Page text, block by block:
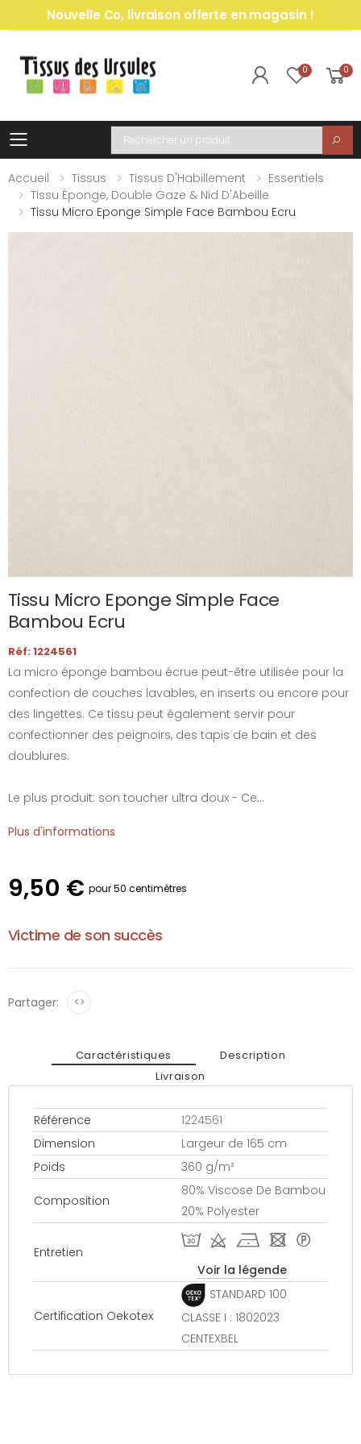
Nouvelle Co, livraison offerte en magasin !
0 0
Toggle mobile menu
Recherche
Accueil
Tissus Tissus D'Habillement
Essentiels
Tissu Éponge, Double Gaze & Nid D'Abeille
Tissu Micro Eponge Simple Face Bambou Ecru
Tissu Micro Eponge Simple Face
Bambou Ecru
Réf: 1224561
La micro éponge bambou écrue peut-être utilisée pour la
confection de couches lavables, en inserts ou encore pour
des lingettes. Ce tissu peut également servir pour
confectionner des peignoirs, des tapis de bain et des
doublures.
Le plus produit: son toucher ultra doux - Ce...
Plus d'informations
9,50 € pour 50 centimètres
Victime de son succès
Partager: <>
Caractéristiques
Description
Livraison
Référence
1224561
Dimension
Largeur de 165 cm
Poids
360 g/m²
Composition
80% Viscose De Bambou
20% Polyester
Entretien
T d h - *
Voir la légende
Certification Oekotex
STANDARD 100
CLASSE I : 1802023
CENTEXBEL